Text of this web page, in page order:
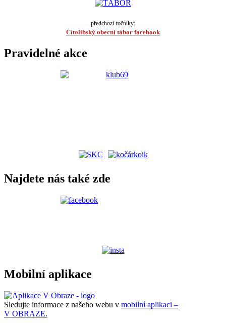
předchozí ročníky:
Cítolibský obecní tábor facebook
Pravidelné akce
Najdete nás také zde
Mobilní aplikace
Sledujte informace z našeho webu v mobilní aplikaci –
V OBRAZE.